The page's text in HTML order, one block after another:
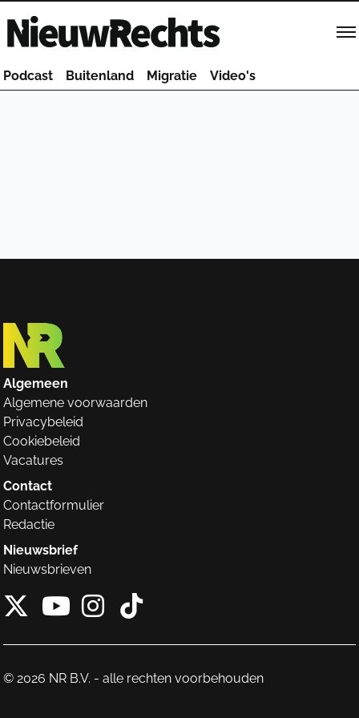
Homepage van NieuwRechts
Podcast Buitenland Migratie Video's
Algemeen
Algemene voorwaarden
Privacybeleid
Cookiebeleid
Vacatures
Contact
Contactformulier
Redactie
Nieuwsbrief
Nieuwsbrieven
X van NieuwRechts
Instagram van
Tiktok van
© 2026 NR B.V. - alle rechten voorbehouden